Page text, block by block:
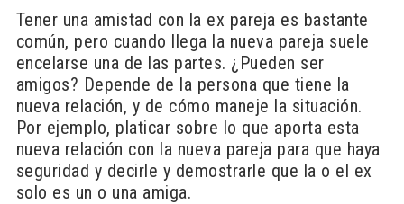
Tener una amistad con la ex pareja es bastante
común, pero cuando llega la nueva pareja suele
encelarse una de las partes. ¿Pueden ser
amigos? Depende de la persona que tiene la
nueva relación, y de cómo maneje la situación.
Por ejemplo, platicar sobre lo que aporta esta
nueva relación con la nueva pareja para que haya
seguridad y decirle y demostrarle que la o el ex
solo es un o una amiga.